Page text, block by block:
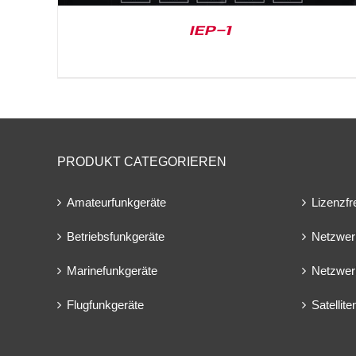
IEP-1
PRODUKT CATEGORIEREN
Amateurfunkgeräte
Betriebsfunkgeräte
Marinefunkgeräte
Flugfunkgeräte